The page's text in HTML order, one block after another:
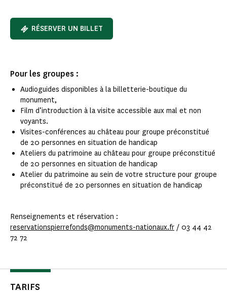
RÉSERVER UN BILLET
Pour les groupes :
Audioguides disponibles à la billetterie-boutique du
monument,
Film d’introduction à la visite accessible aux mal et non
voyants.
Visites-conférences au château pour groupe préconstitué
de 20 personnes en situation de handicap
Ateliers du patrimoine au château pour groupe préconstitué
de 20 personnes en situation de handicap
Atelier du patrimoine au sein de votre structure pour groupe
préconstitué de 20 personnes en situation de handicap
Renseignements et réservation :
reservationspierrefonds@monuments-nationaux.fr / 03 44 42
72 72
TARIFS